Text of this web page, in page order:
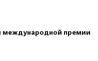
международной премии